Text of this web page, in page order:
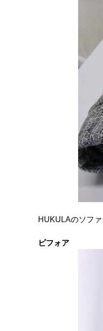
HUKULAのソフ
ビフォア